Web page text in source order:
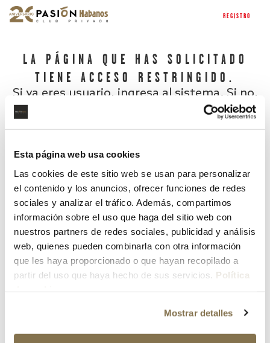
Esta página web usa cookies
Las cookies de este sitio web se usan para personalizar
el contenido y los anuncios, ofrecer funciones de redes
sociales y analizar el tráfico. Además, compartimos
información sobre el uso que haga del sitio web con
nuestros partners de redes sociales, publicidad y análisis
web, quienes pueden combinarla con otra información
que les haya proporcionado o que hayan recopilado a
partir del uso que haya hecho de sus servicios. Política
Mostrar detalles
REGISTRO
LA PÁGINA QUE HAS SOLICITADO
TIENE ACCESO RESTRINGIDO.
Si ya eres usuario, ingresa al sistema. Si no,
¿Has olvidado tu contraseña?